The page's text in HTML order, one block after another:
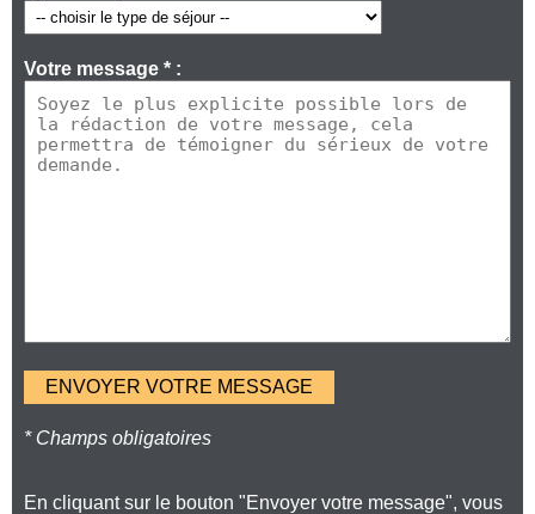
Votre message * :
* Champs obligatoires
En cliquant sur le bouton "Envoyer votre message", vous